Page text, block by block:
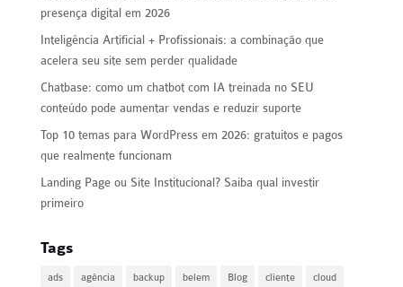
presença digital em 2026
Inteligência Artificial + Profissionais: a combinação que
acelera seu site sem perder qualidade
Chatbase: como um chatbot com IA treinada no SEU
conteúdo pode aumentar vendas e reduzir suporte
Top 10 temas para WordPress em 2026: gratuitos e pagos
que realmente funcionam
Landing Page ou Site Institucional? Saiba qual investir
primeiro
Tags
ads agência backup belem Blog cliente cloud